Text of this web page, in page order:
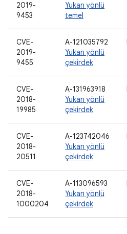
2019-
9453
Yukarı yönlü
temel
CVE-
2019-
9455
A-121035792
Yukarı yönlü
çekirdek
CVE-
2018-
19985
A-131963918
Yukarı yönlü
çekirdek
CVE-
2018-
20511
A-123742046
Yukarı yönlü
çekirdek
CVE-
2018-
1000204
A-113096593
Yukarı yönlü
çekirdek